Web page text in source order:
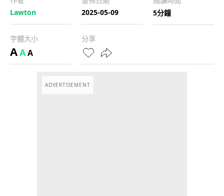
Lawton
2025-05-09
5分鐘
字體大小
AAA
分享
ADVERTISEMENT